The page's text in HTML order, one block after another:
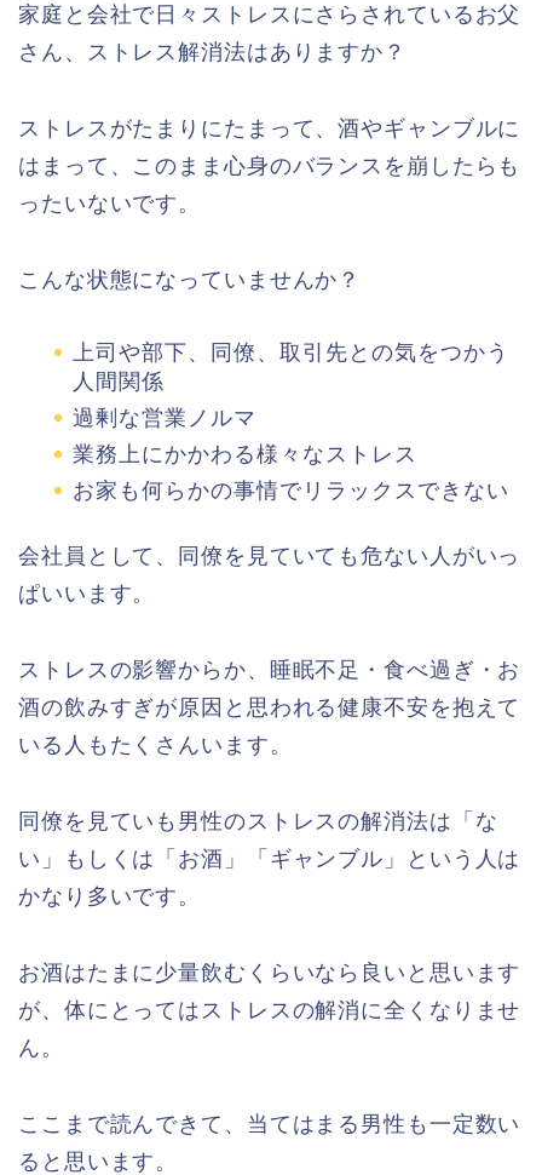
家庭と会社で日々ストレスにさらされているお父
さん、ストレス解消法はありますか？
ストレスがたまりにたまって、酒やギャンブルに
はまって、このまま心身のバランスを崩したらも
ったいないです。
こんな状態になっていませんか？
上司や部下、同僚、取引先との気をつかう
人間関係
過剰な営業ノルマ
業務上にかかわる様々なストレス
お家も何らかの事情でリラックスできない
会社員として、同僚を見ていても危ない人がいっ
ぱいいます。
ストレスの影響からか、睡眠不足・食べ過ぎ・お
酒の飲みすぎが原因と思われる健康不安を抱えて
いる人もたくさんいます。
同僚を見ていも男性のストレスの解消法は「な
い」もしくは「お酒」「ギャンブル」という人は
かなり多いです。
お酒はたまに少量飲むくらいなら良いと思います
が、体にとってはストレスの解消に全くなりませ
ん。
ここまで読んできて、当てはまる男性も一定数い
ると思います。